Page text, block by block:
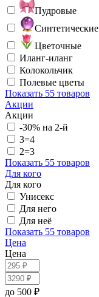
Пудровые
Синтетические
Цветочные
Иланг-иланг
Колокольчик
Полевые цветы
Показать 55 товаров
Акции
Акции
-30% на 2-й
3=4
2=3
Показать 55 товаров
Для кого
Для кого
Унисекс
Для него
Для неё
Показать 55 товаров
Цена
Цена
до 500 ₽